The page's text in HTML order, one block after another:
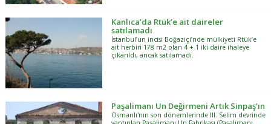
Kanlıca’da Rtük’e ait daireler
satılamadı
İstanbul’un incisi Boğaziçi’nde mülkiyeti Rtük’e
ait herbiri 178 m2 olan 4 + 1 iki daire ihaleye
çıkarıldı, ancak satılamadı.
Paşalimanı Un Değirmeni Artık Sinpaş’ın
Osmanlı'nın son dönemlerinde III. Selim devrinde